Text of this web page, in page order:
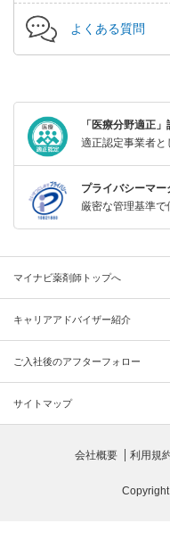
よくある質問
「医療分野適正
適正認定事業者と
プライバシーマー
厳密な管理基準で
マイナビ薬剤師トップへ
キャリアアドバイザー紹介
ご入社後のアフターフォロー
サイトマップ
会社概要 利用規